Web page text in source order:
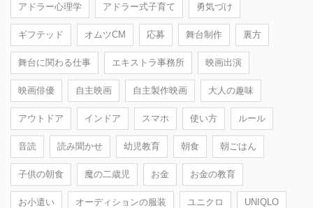
アドラー心理学 アドラー式子育て 勇気づけ
ギフテッド オムツCM 応募 舞台制作 裏方
舞台に関わる仕事 エキストラ事務所 映画出演
映画俳優 自主映画 自主製作映画 大人の趣味
アウトドア インドア スマホ 使い方 ルール
音読 読み聞かせ 幼児教育 朝食 朝ごはん
子供の朝食 魔の二歳児 お金 お金の教育
お小遣い オーディションの服装 ユニクロ UNIQLO